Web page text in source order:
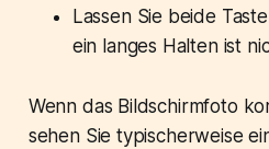
Lassen Sie beide
ein langes Halten ist
Wenn das Bildschirmfoto
sehen Sie typischerweise